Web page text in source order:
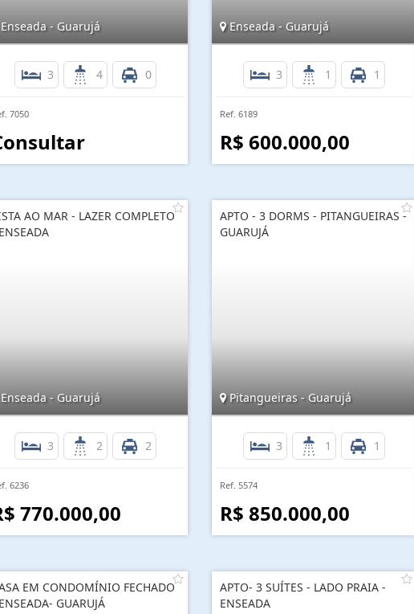
- Guarujá
3 4 0
7050
Enseada - Guarujá
3 1 1
Ref. 6189
R$ 600.000,00
AO MAR - LAZER COMPLETO
- Guarujá
3 2 2
6236
770.000,00
APTO - 3 DORMS - PITANGUEIRAS -
GUARUJÁ
Pitangueiras - Guarujá
3 1 1
Ref. 5574
R$ 850.000,00
EM CONDOMÍNIO FECHADO
GUARUJÁ
APTO- 3 SUÍTES - LADO PRAIA -
ENSEADA